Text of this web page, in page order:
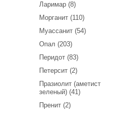
Ларимар (8)
Морганит (110)
Муассанит (54)
Опал (203)
Перидот (83)
Петерсит (2)
Празиолит (аметист
зеленый) (41)
Пренит (2)